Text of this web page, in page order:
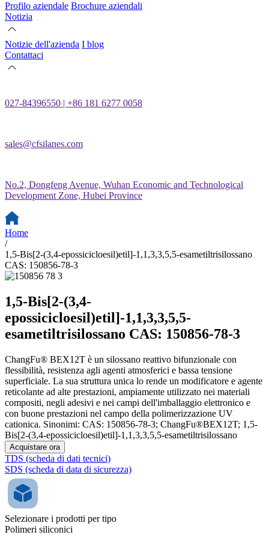
Profilo aziendale Brochure aziendali
Notizia
Notizie dell'azienda I blog
Contattaci
027-84396550 | +86 181 6277 0058
sales@cfsilanes.com
No.2, Dongfeng Avenue, Wuhan Economic and Technological
Development Zone, Hubei Province
Home
/
1,5-Bis[2-(3,4-epossicicloesil)etil]-1,1,3,3,5,5-esametiltrisilossano
CAS: 150856-78-3
1,5-Bis[2-(3,4-
epossicicloesil)etil]-1,1,3,3,5,5-
esametiltrisilossano CAS: 150856-78-3
ChangFu® BEX12T è un silossano reattivo bifunzionale con
flessibilità, resistenza agli agenti atmosferici e bassa tensione
superficiale. La sua struttura unica lo rende un modificatore e agente
reticolante ad alte prestazioni, ampiamente utilizzato nei materiali
compositi, negli adesivi e nei campi dell'imballaggio elettronico e
con buone prestazioni nel campo della polimerizzazione UV
cationica. Sinonimi: CAS: 150856-78-3; ChangFu®BEX12T; 1,5-
Bis[2-(3,4-epossicicloesil)etil]-1,1,3,3,5,5-esametiltrisilossano
Acquistare ora
TDS (scheda di dati tecnici)
SDS (scheda di data di sicurezza)
Selezionare i prodotti per tipo
Polimeri siliconici